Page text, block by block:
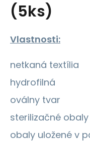
(5ks)
Vlastnosti:
netkaná textília
hydrofilná
oválny tvar
sterilizačné
obaly uložené v